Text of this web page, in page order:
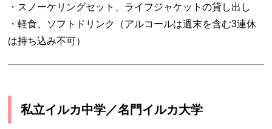
・スノーケリングセット、ライフジャケットの貸し出し
・軽食、ソフトドリンク（アルコールは週末を含む3連休
は持ち込み不可）
私立イルカ中学／名門イルカ大学